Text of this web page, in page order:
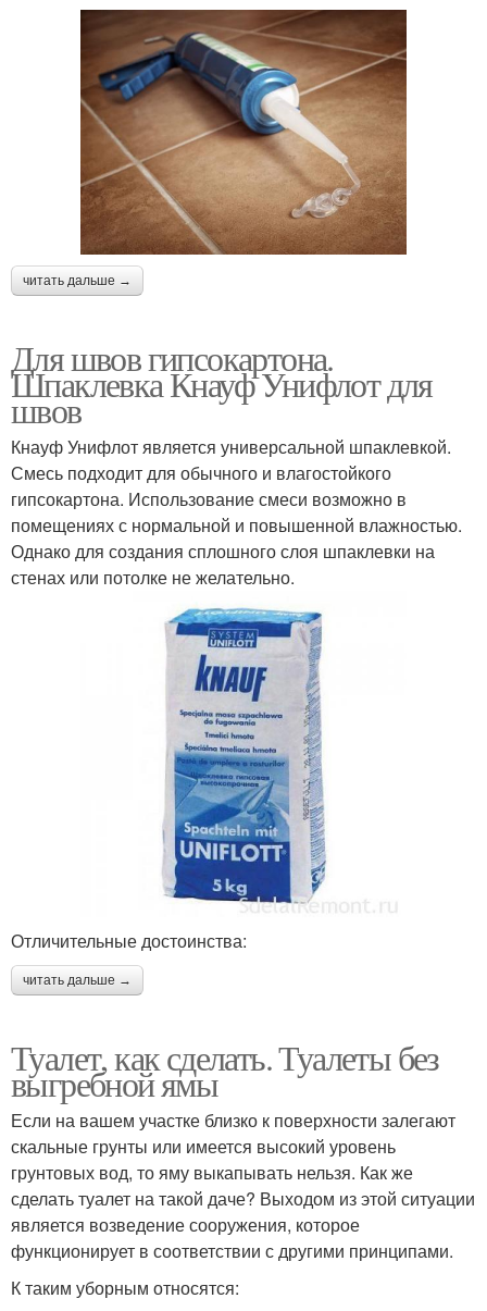
читать дальше →
Для швов гипсокартона.
Шпаклевка Кнауф Унифлот для
швов
Кнауф Унифлот является универсальной шпаклевкой.
Смесь подходит для обычного и влагостойкого
гипсокартона. Использование смеси возможно в
помещениях с нормальной и повышенной влажностью.
Однако для создания сплошного слоя шпаклевки на
стенах или потолке не желательно.
Отличительные достоинства:
читать дальше →
Туалет, как сделать. Туалеты без
выгребной ямы
Если на вашем участке близко к поверхности залегают
скальные грунты или имеется высокий уровень
грунтовых вод, то яму выкапывать нельзя. Как же
сделать туалет на такой даче? Выходом из этой ситуации
является возведение сооружения, которое
функционирует в соответствии с другими принципами.
К таким уборным относятся: